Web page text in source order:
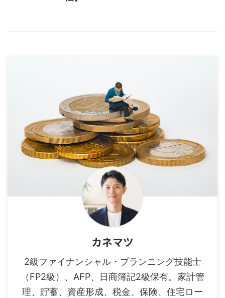
カネマツ
2級ファイナンシャル・プランニング技能士
（FP2級）、AFP、日商簿記2級保有。家計管
理、貯蓄、資産形成、税金、保険、住宅ロー